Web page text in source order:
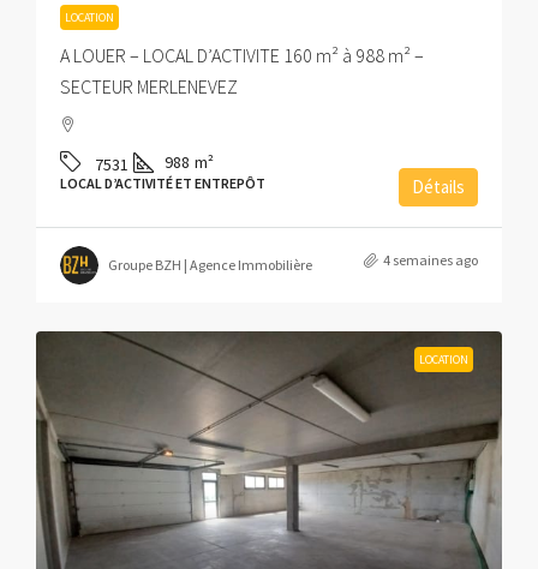
LOCATION
A LOUER – LOCAL D’ACTIVITE 160 m² à 988 m² –
SECTEUR MERLENEVEZ
7531 988 m²
LOCAL D’ACTIVITÉ ET ENTREPÔT Détails
Groupe BZH | Agence Immobilière 4 semaines ago
LOCATION